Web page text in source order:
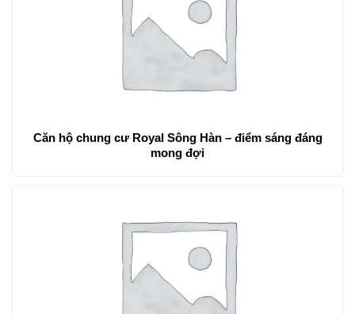
Căn hộ chung cư Royal Sông Hàn – điểm sáng đáng
mong đợi